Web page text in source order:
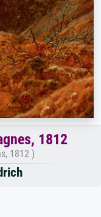
1812
1812 )